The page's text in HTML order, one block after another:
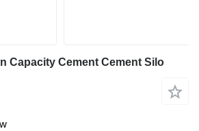
Capacity Cement Cement Silo